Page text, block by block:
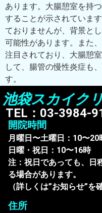
あります。大腸憩室を持
することが示されていま
ておりませんが、背景と
可能性があります。また
注目されており、大腸憩
して、腸管の慢性炎症も
す。
池袋スカイク
TEL：03-3984-
開院時間
月曜日〜土曜日：10〜20
日曜・祝日：10〜16時
注：祝日であっても、日
る場合があります。
（詳しくは”お知らせ”を
住所